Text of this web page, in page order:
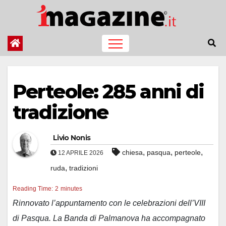
contenuto
Perteole: 285 anni di
tradizione
Livio Nonis
12 APRILE 2026 chiesa, pasqua, perteole,
ruda, tradizioni
Reading Time: 2 minutes
Rinnovato l’appuntamento con le celebrazioni dell’VIII
di Pasqua. La Banda di Palmanova ha accompagnato